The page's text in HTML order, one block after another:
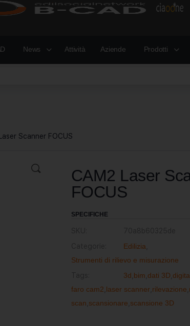
News Attività Aziende Prodotti
Scanner FOCUS
CAM2 Laser
FOCUS
SPECIFICHE
Edilizia
Strumenti di rilievo e misurazione
3d bim dati 3D
faro cam2 laser scanner rilevazione
scan scansionare scansione 3D